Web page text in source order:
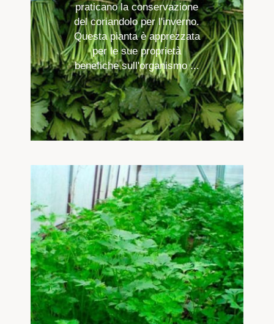
praticano la conservazione
del coriandolo per l'inverno.
Questa pianta è apprezzata
per le sue proprietà
benefiche sull'organismo ...